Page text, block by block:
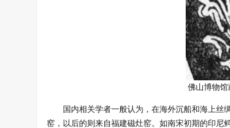
佛山博物
国内相关学者一般认为，在海外沉船和海上丝
窑，以后的则来自福建磁灶窑。如南宋初期的印尼